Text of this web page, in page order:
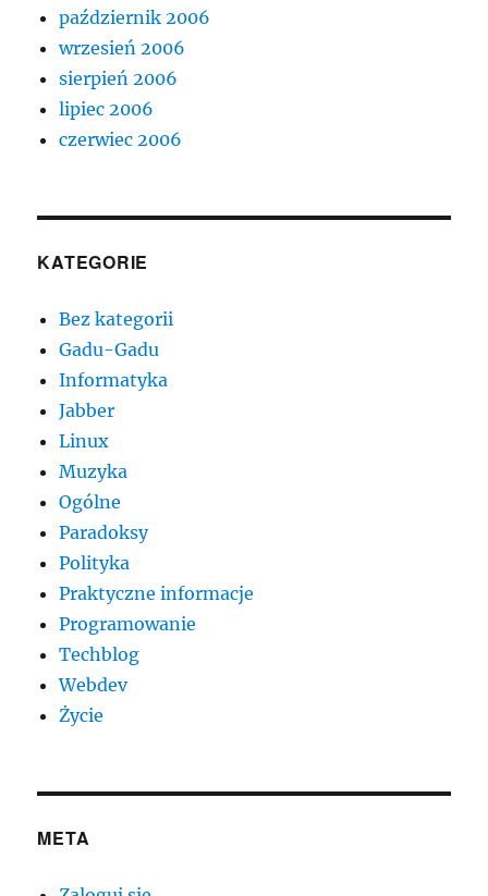
październik 2006
wrzesień 2006
sierpień 2006
lipiec 2006
czerwiec 2006
KATEGORIE
Bez kategorii
Gadu-Gadu
Informatyka
Jabber
Linux
Muzyka
Ogólne
Paradoksy
Polityka
Praktyczne informacje
Programowanie
Techblog
Webdev
Życie
META